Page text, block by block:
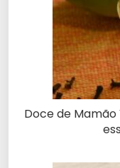
Doce de